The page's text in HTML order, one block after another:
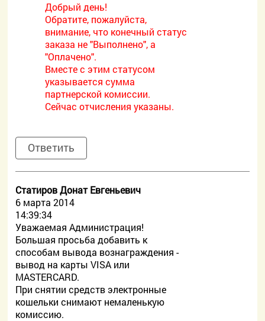
Добрый день!
Обратите, пожалуйста,
внимание, что конечный статус
заказа не "Выполнено", а
"Оплачено".
Вместе с этим статусом
указывается сумма
партнерской комиссии.
Сейчас отчисления указаны.
Ответить
Статиров Донат Евгеньевич
6 марта 2014
14:39:34
Уважаемая Администрация!
Большая просьба добавить к
способам вывода вознаграждения -
вывод на карты VISA или
MASTERCARD.
При снятии средств электронные
кошельки снимают немаленькую
комиссию.